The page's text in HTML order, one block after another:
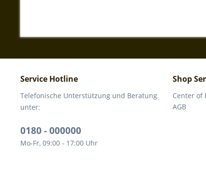
Service Hotline
Telefonische Unterstützung und Beratung
unter:
0180 - 000000
Mo-Fr, 09:00 - 17:00 Uhr
Shop
Center of
AGB